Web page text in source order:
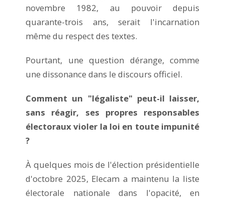
novembre 1982, au pouvoir depuis
quarante-trois ans, serait l'incarnation
même du respect des textes.
Pourtant, une question dérange, comme
une dissonance dans le discours officiel.
Comment un "légaliste" peut-il laisser,
sans réagir, ses propres responsables
électoraux violer la loi en toute impunité
?
À quelques mois de l'élection présidentielle
d'octobre 2025, Elecam a maintenu la liste
électorale nationale dans l'opacité, en